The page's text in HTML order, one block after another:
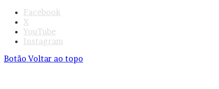
Facebook
X
YouTube
Instagram
Botão Voltar ao topo